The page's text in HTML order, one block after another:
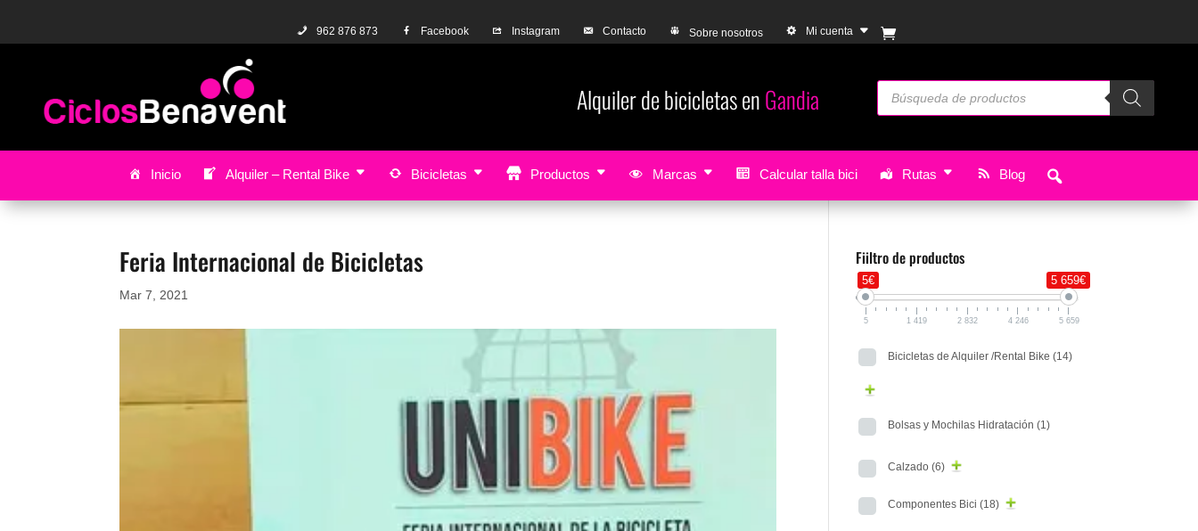
962 876 873 Facebook Instagram Contacto Sobre nosotros Mi cuenta
Alquiler de bicicletas enGandiaBike rental in EnvíosGRATIS a partir de 49 €
Búsqueda
de
Inicio Alquiler – Rental Bike Bicicletas Productos Marcas Calcular talla bici Rutas Blog
Feria Internacional de Bicicletas
Mar 7, 2021
Fiiltro de productos
5€ 5 659€
5 1 419 2 832 4 246 5 659
Bicicletas de Alquiler /Rental Bike (14)
Bolsas y Mochilas Hidratación (1)
Calzado (6)
Componentes Bici (18)